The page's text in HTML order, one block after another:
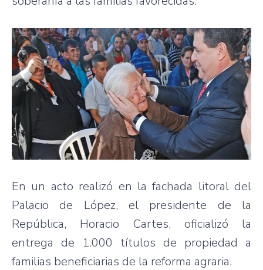
En un acto realizó en la fachada litoral del
Palacio de López, el presidente de la
República, Horacio Cartes, oficializó la
entrega de 1.000 títulos de propiedad a
familias beneficiarias de la reforma agraria.